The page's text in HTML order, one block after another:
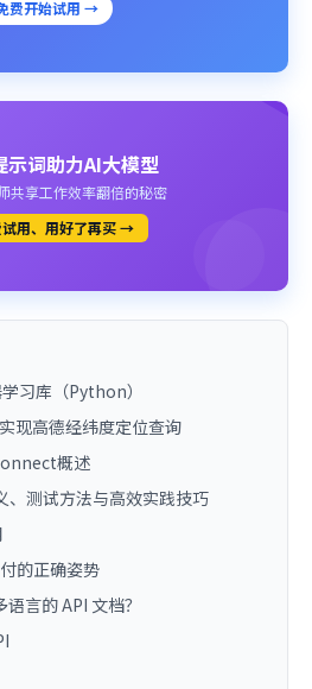
费开始试用 →
示词助力AI大模型
共享工作效率翻倍的秘密
试用、用好了再买 →
习库（Python）
现高德经纬度定位查询
概述
、测试方法与高效实践技巧
的正确姿势
言的 API 文档？